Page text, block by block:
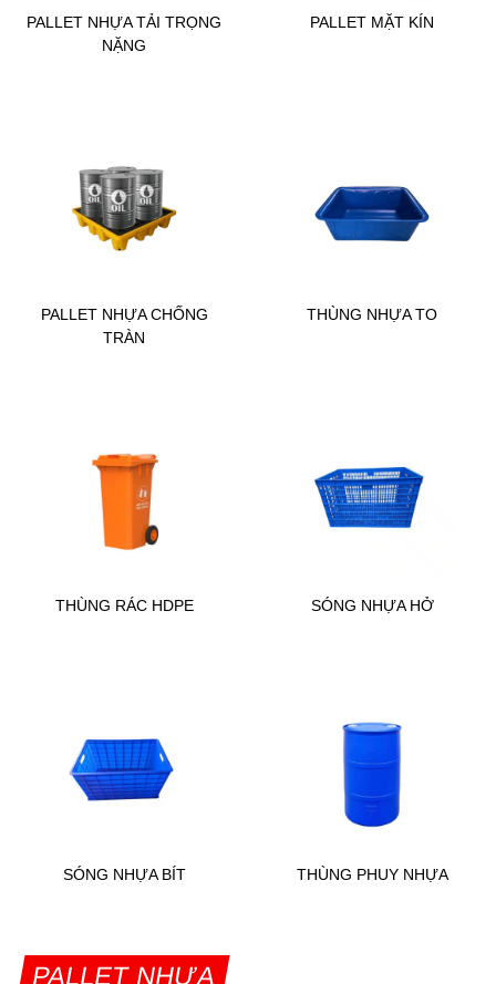
PALLET NHỰA TẢI TRỌNG
NẶNG
PALLET MẶT KÍN
PALLET NHỰA CHỐNG
TRÀN
THÙNG NHỰA TO
THÙNG RÁC HDPE SÓNG NHỰA HỞ
SÓNG NHỰA BÍT THÙNG PHUY NHỰA
PALLET NHỰA